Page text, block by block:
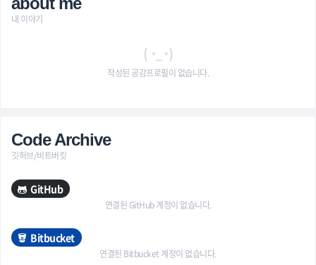
내 이야기
( ･_･)
작성된 공감프로필이 없습니다.
Code Archive
깃허브/비트버킷
GitHub
연결된 GitHub 계정이 없습니다.
Bitbucket
연결된 Bitbucket 계정이 없습니다.